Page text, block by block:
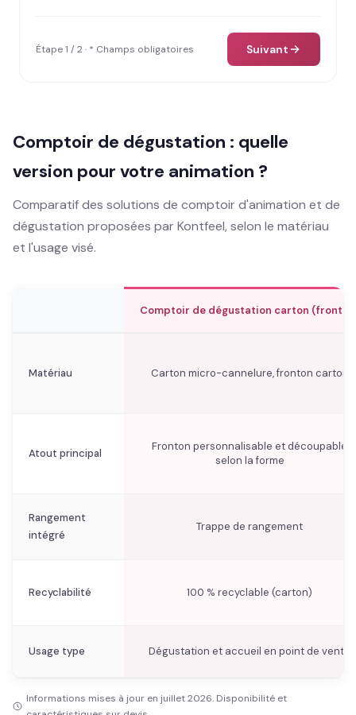
Étape 1 / 2 · * Champs obligatoires Suivant
Comptoir de dégustation : quelle
version pour votre animation ?
Comparatif des solutions de comptoir d'animation et de
dégustation proposées par Kontfeel, selon le matériau
et l'usage visé.
Comptoir de dégustation carton
Matériau Carton micro-cannelure, fronton carton
Atout principal
Fronton personnalisable et découpable
selon la forme
Rangement
intégré
Trappe de rangement
Recyclabilité 100 % recyclable (carton)
Usage type Dégustation et accueil en point de vente
Informations mises à jour en juillet 2026. Disponibilité et